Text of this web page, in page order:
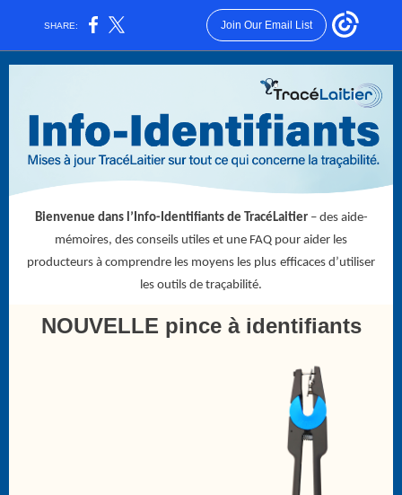
SHARE: Join Our Email List
Bienvenue dans l’Info-Identifiants de TracéLaitier– des aide-
mémoires, des conseils utiles et une FAQ pour aider les
producteurs à comprendre les moyens les plus efficaces d’utiliser
les outils de traçabilité.
NOUVELLE pince à identifiants